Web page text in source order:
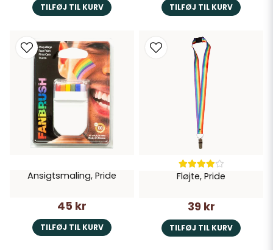
TILFØJ TIL KURV TILFØJ TIL KURV
Ansigtsmaling, Pride
45 kr
TILFØJ TIL KURV
Fløjte, Pride
39 kr
TILFØJ TIL KURV